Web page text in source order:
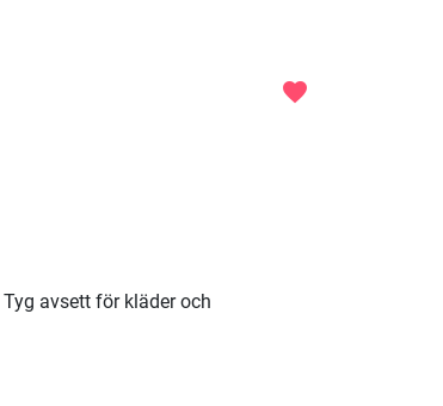
favorite
avsett för kläder och